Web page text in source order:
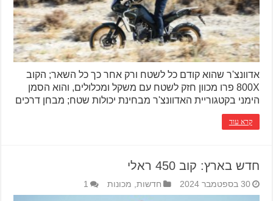
אדוונצ'ר שהוא קודם כל לשטח ורק אחר כך כל השאר; הקוב
800X פרו מכוון חזק לשטח עם משקל ומכלולים, והוא הסמן
הימני בקטגוריית האדוונצ'ר מבחינת יכולות שטח; מבחן דרכים
קרא עוד
חדש בארץ: קוב 450 ראלי
30 בספטמבר 2024 חדשות מכונות 1